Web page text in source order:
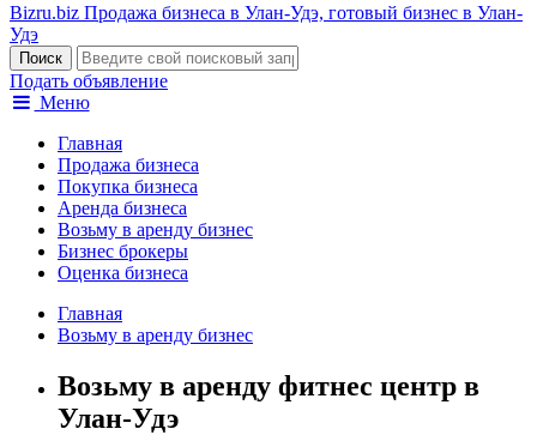
Bizru.biz Продажа бизнеса в Улан-Удэ, готовый бизнес в Улан-
Удэ
Подать объявление
Меню
Главная
Продажа бизнеса
Покупка бизнеса
Аренда бизнеса
Возьму в аренду бизнес
Бизнес брокеры
Оценка бизнеса
Главная
Возьму в аренду бизнес
Возьму в аренду фитнес центр в
Улан-Удэ